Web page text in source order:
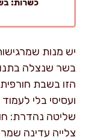
כשרות:
יש מנות
בשר שנצלה
הזו בשבת
ועסיסי בלי
שליטה נהדרת:
צלייה עדינה